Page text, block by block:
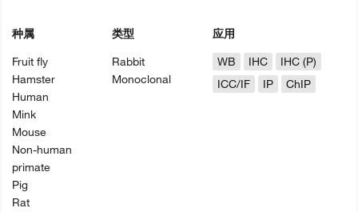
种属
Fruit fly
Hamster
Human
Mink
Mouse
Non-human
primate
Pig
Rat
类型
Rabbit
Monoclonal
应用
WB
IHC
IHC (P)
ICC/IF
IP ChIP